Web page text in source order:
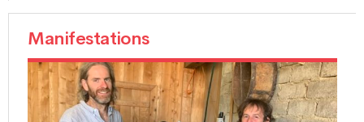
Manifestations